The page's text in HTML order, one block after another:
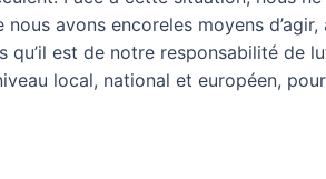
avons encoreles moyens d’agir,
est de notre responsabilité de
local, national et européen,